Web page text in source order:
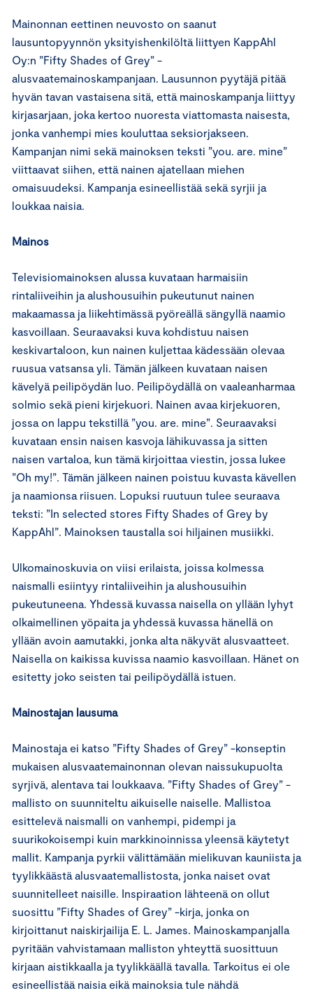
Mainonnan eettinen neuvosto on saanut
lausuntopyynnön yksityishenkilöltä liittyen KappAhl
Oy:n ”Fifty Shades of Grey” -
alusvaatemainoskampanjaan. Lausunnon pyytäjä pitää
hyvän tavan vastaisena sitä, että mainoskampanja liittyy
kirjasarjaan, joka kertoo nuoresta viattomasta naisesta,
jonka vanhempi mies kouluttaa seksiorjakseen.
Kampanjan nimi sekä mainoksen teksti ”you. are. mine”
viittaavat siihen, että nainen ajatellaan miehen
omaisuudeksi. Kampanja esineellistää sekä syrjii ja
loukkaa naisia.
Mainos
Televisiomainoksen alussa kuvataan harmaisiin
rintaliiveihin ja alushousuihin pukeutunut nainen
makaamassa ja liikehtimässä pyöreällä sängyllä naamio
kasvoillaan. Seuraavaksi kuva kohdistuu naisen
keskivartaloon, kun nainen kuljettaa kädessään olevaa
ruusua vatsansa yli. Tämän jälkeen kuvataan naisen
kävelyä peilipöydän luo. Peilipöydällä on vaaleanharmaa
solmio sekä pieni kirjekuori. Nainen avaa kirjekuoren,
jossa on lappu tekstillä ”you. are. mine”. Seuraavaksi
kuvataan ensin naisen kasvoja lähikuvassa ja sitten
naisen vartaloa, kun tämä kirjoittaa viestin, jossa lukee
”Oh my!”. Tämän jälkeen nainen poistuu kuvasta kävellen
ja naamionsa riisuen. Lopuksi ruutuun tulee seuraava
teksti: ”In selected stores Fifty Shades of Grey by
KappAhl”. Mainoksen taustalla soi hiljainen musiikki.
Ulkomainoskuvia on viisi erilaista, joissa kolmessa
naismalli esiintyy rintaliiveihin ja alushousuihin
pukeutuneena. Yhdessä kuvassa naisella on yllään lyhyt
olkaimellinen yöpaita ja yhdessä kuvassa hänellä on
yllään avoin aamutakki, jonka alta näkyvät alusvaatteet.
Naisella on kaikissa kuvissa naamio kasvoillaan. Hänet on
esitetty joko seisten tai peilipöydällä istuen.
Mainostajan lausuma
Mainostaja ei katso ”Fifty Shades of Grey” -konseptin
mukaisen alusvaatemainonnan olevan naissukupuolta
syrjivä, alentava tai loukkaava. ”Fifty Shades of Grey” -
mallisto on suunniteltu aikuiselle naiselle. Mallistoa
esittelevä naismalli on vanhempi, pidempi ja
suurikokoisempi kuin markkinoinnissa yleensä käytetyt
mallit. Kampanja pyrkii välittämään mielikuvan kauniista ja
tyylikkäästä alusvaatemallistosta, jonka naiset ovat
suunnitelleet naisille. Inspiraation lähteenä on ollut
suosittu ”Fifty Shades of Grey” -kirja, jonka on
kirjoittanut naiskirjailija E. L. James. Mainoskampanjalla
pyritään vahvistamaan malliston yhteyttä suosittuun
kirjaan aistikkaalla ja tyylikkäällä tavalla. Tarkoitus ei ole
esineellistää naisia eikä mainoksia tule nähdä